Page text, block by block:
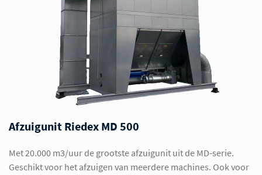
Afzuigunit Riedex MD 500
Met 20.000 m3/uur de grootste afzuigunit uit de MD-serie.
Geschikt voor het afzuigen van meerdere machines. Ook voor